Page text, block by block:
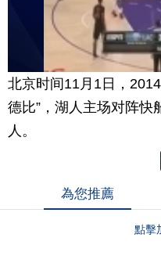
北京时间11月1日，
德比”，湖人主场对阵快
人。
為您推薦
點擊